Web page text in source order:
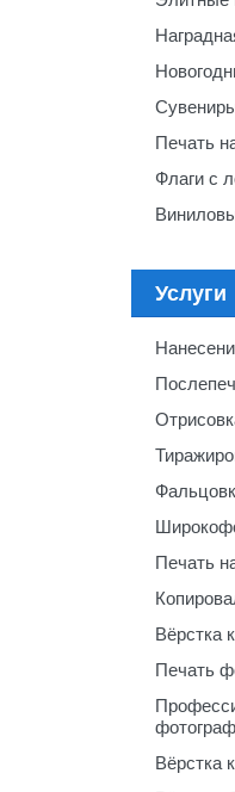
Печать
Флаги с
Услуги
Печать
Вёрстка
Печать
Вёрстка